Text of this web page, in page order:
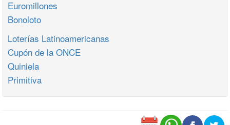
Euromillones
Bonoloto
Loterías Latinoamericanas
Cupón de la ONCE
Quiniela
Primitiva